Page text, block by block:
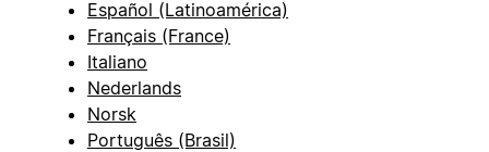
Español (Latinoamérica)
Français (France)
Italiano
Nederlands
Norsk
Português (Brasil)